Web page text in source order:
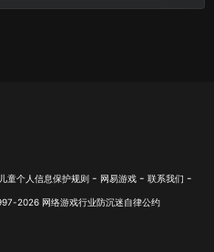
详解！
童个人信息保护规则 - 网易游戏 - 联系我们 -
2026 网络游戏行业防沉迷自律公约